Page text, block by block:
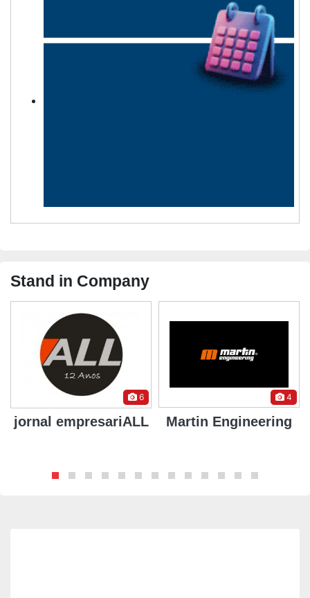
Stand in Company
6
jornal empresariALL
4
Martin Engineering